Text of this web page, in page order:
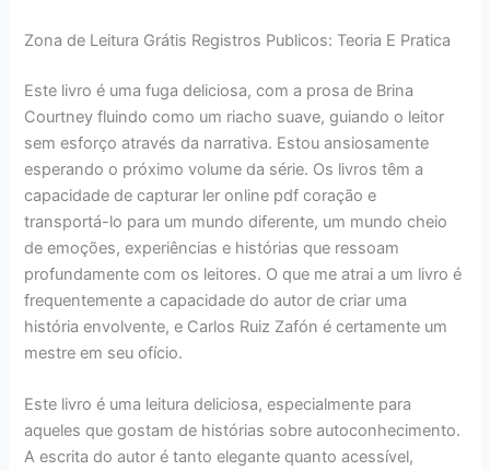
Zona de Leitura Grátis Registros Publicos: Teoria E Pratica
Este livro é uma fuga deliciosa, com a prosa de Brina
Courtney fluindo como um riacho suave, guiando o leitor
sem esforço através da narrativa. Estou ansiosamente
esperando o próximo volume da série. Os livros têm a
capacidade de capturar ler online pdf coração e
transportá-lo para um mundo diferente, um mundo cheio
de emoções, experiências e histórias que ressoam
profundamente com os leitores. O que me atrai a um livro é
frequentemente a capacidade do autor de criar uma
história envolvente, e Carlos Ruiz Zafón é certamente um
mestre em seu ofício.
Este livro é uma leitura deliciosa, especialmente para
aqueles que gostam de histórias sobre autoconhecimento.
A escrita do autor é tanto elegante quanto acessível,